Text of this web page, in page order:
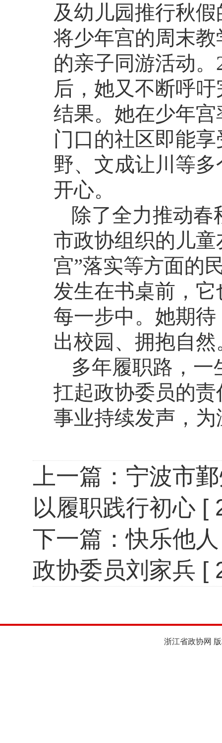
及幼儿园推行秋
将少年宫的周末
的亲子同游活动。
后，她又不断呼
结果。她在少年
门口的社区即能
野、文成让川等
开心。
除了全力推动
市政协组织的儿
宫”落实等方面的
发生在书桌前，
每一步中。她期
出校园、拥抱自然
多年履职路，
扛起政协委员的
事业持续发声，
上一篇： 宁波市
以履职践行初心 [
下一篇：快乐他
政协委员刘家兵 [
浙江省政协网